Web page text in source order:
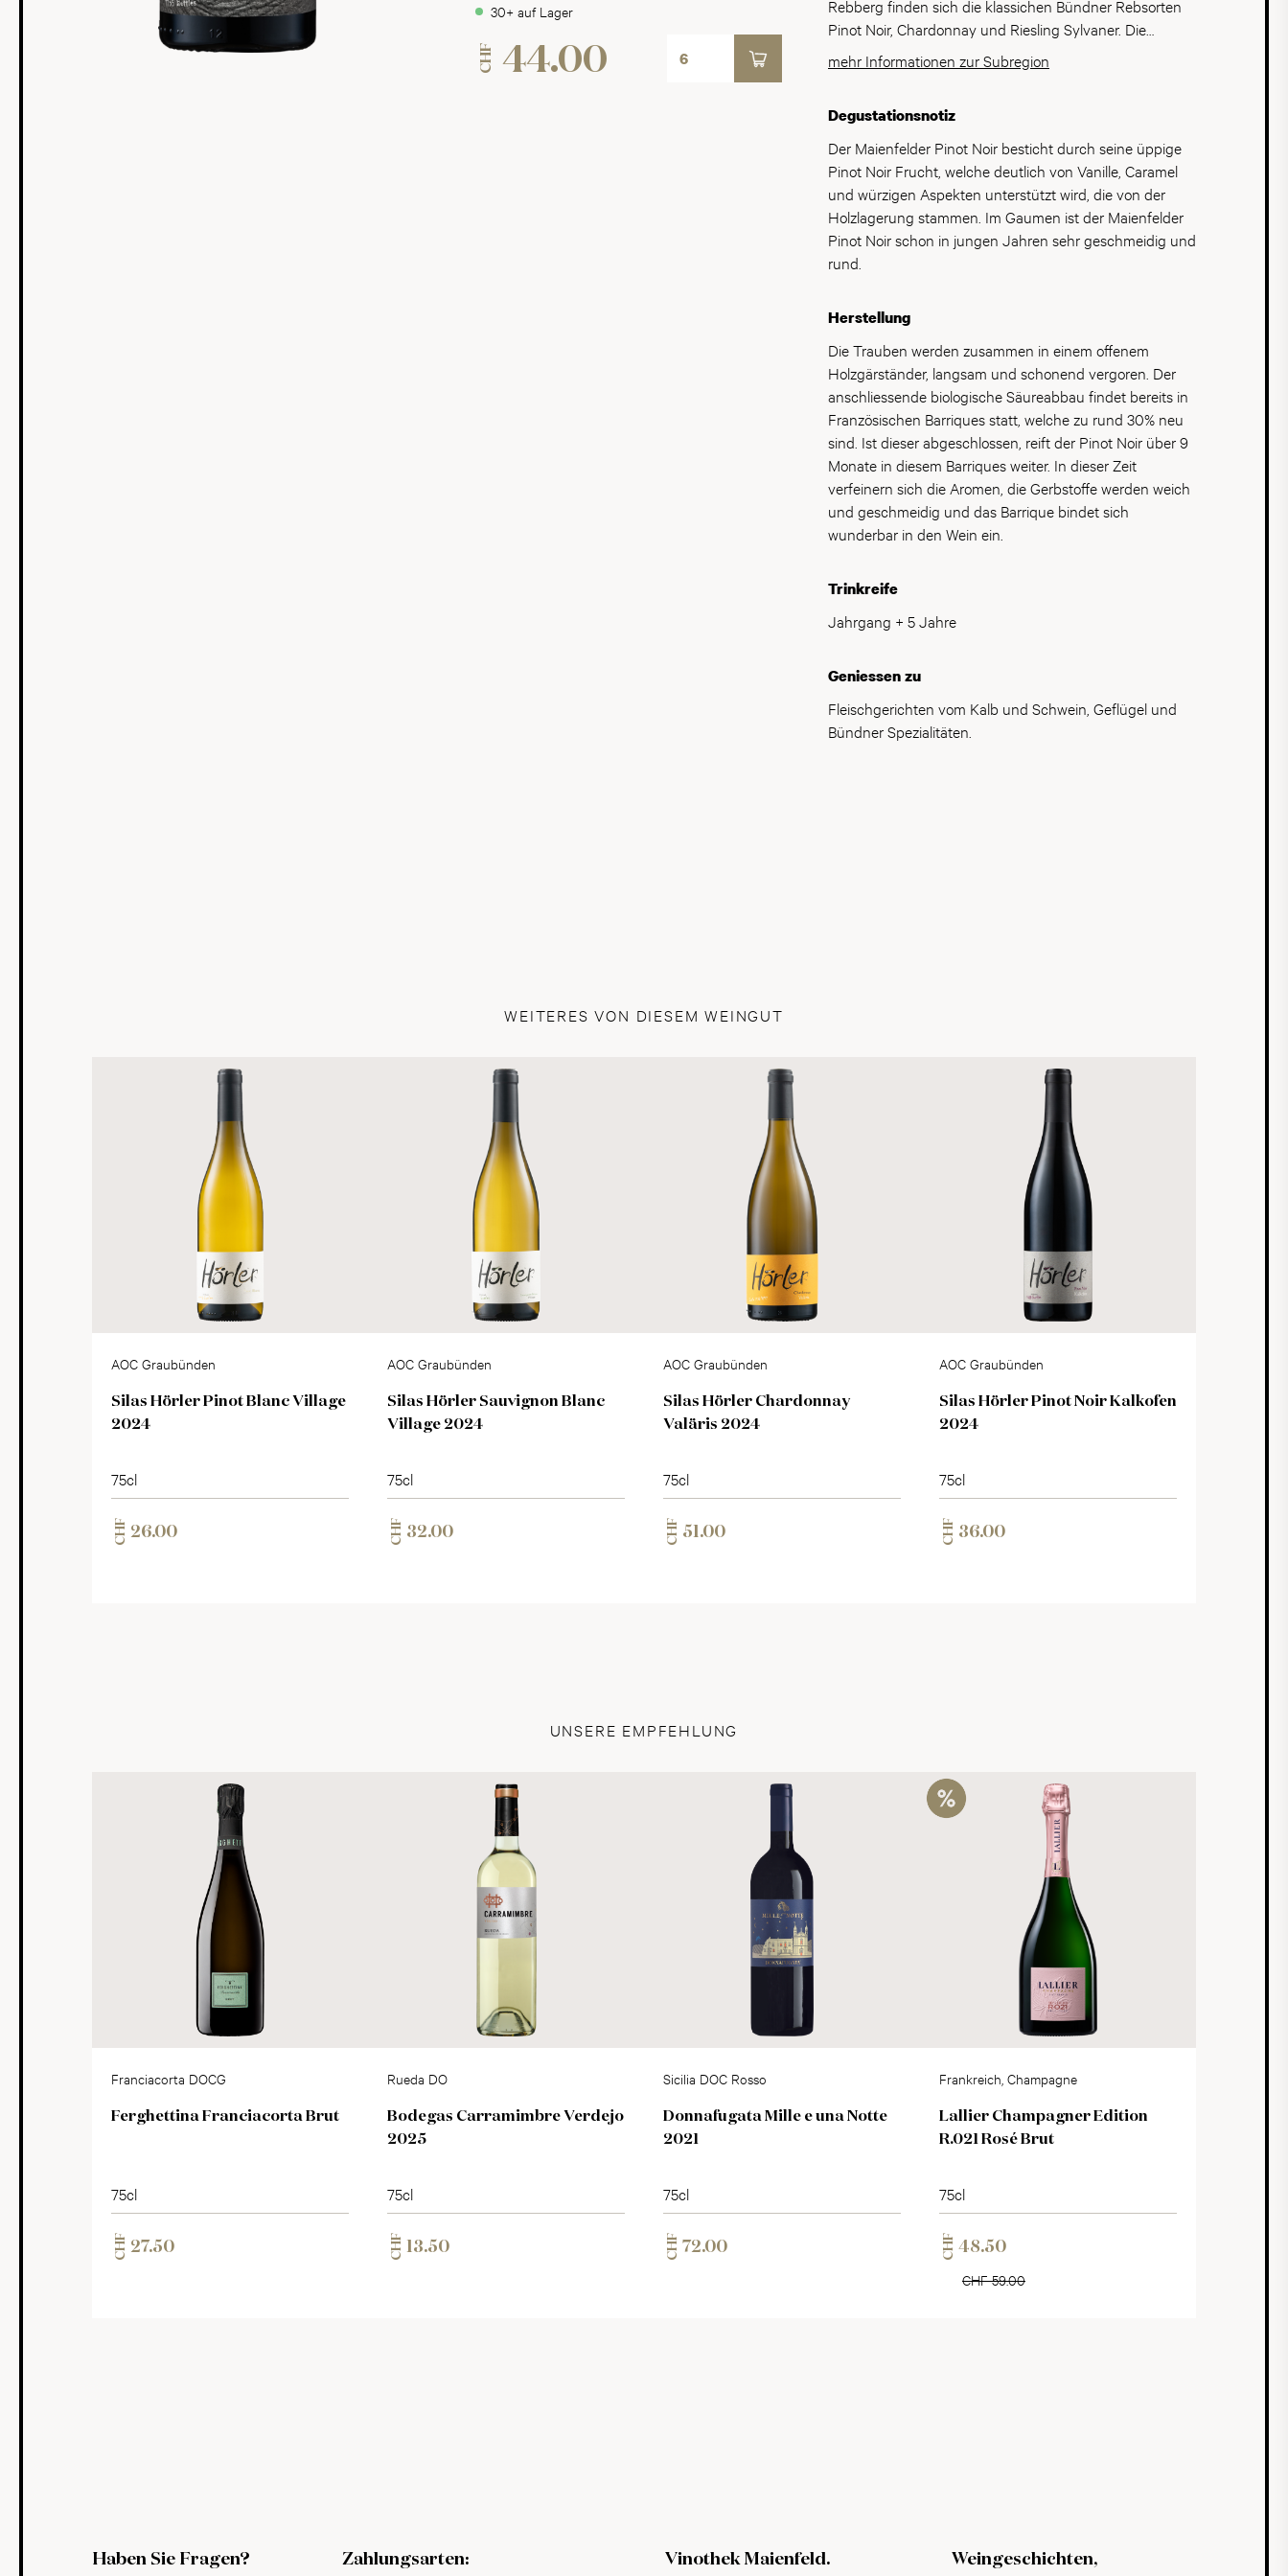
30+ auf Lager
CHF 44.00
«Jeder Wein, auch der einfachste, muss ein kleines
Kunstwerk sein, dann habe ich mein Ziel erreicht.»
Entsprechend ist sein Weinsortiment zwar klein
Chardonnay und Pinot Noir im Mittelpunkt – und wie
Wein ein Meisterwerk.
Rebberg finden sich die klassichen Bündner Rebsorten
Pinot Noir, Chardonnay und Riesling Sylvaner. Die
Parzellen sind kleinräumig auf zahlreiche Winzer und
leidenschaftliche Rebbauern aufgeteilt, was eine grosse
hat.
mehr Informationen zur Subregion
Degustationsnotiz
Der Maienfelder Pinot Noir besticht durch seine üppige
Pinot Noir Frucht, welche deutlich von Vanille, Caramel
und würzigen Aspekten unterstützt wird, die von der
Holzlagerung stammen. Im Gaumen ist der Maienfelder
Pinot Noir schon in jungen Jahren sehr geschmeidig und
rund.
Herstellung
Die Trauben werden zusammen in einem offenem
Holzgärständer, langsam und schonend vergoren. Der
anschliessende biologische Säureabbau findet bereits in
Französischen Barriques statt, welche zu rund 30% neu
sind. Ist dieser abgeschlossen, reift der Pinot Noir über 9
Monate in diesem Barriques weiter. In dieser Zeit
verfeinern sich die Aromen, die Gerbstoffe werden weich
und geschmeidig und das Barrique bindet sich
wunderbar in den Wein ein.
Trinkreife
Jahrgang + 5 Jahre
Geniessen zu
Fleischgerichten vom Kalb und Schwein, Geflügel und
Bündner Spezialitäten.
WEITERES VON DIESEM WEINGUT
AOC Graubünden
Silas Hörler Pinot Blanc Village
2024
75cl
CHF 26.00
AOC Graubünden
Silas Hörler Sauvignon Blanc
Village 2024
75cl
CHF 32.00
AOC Graubünden
Silas Hörler Chardonnay
Valäris 2024
75cl
CHF 51.00
AOC Graubünden
Silas Hörler Pinot Noir Kalkofen
2024
75cl
CHF 36.00
UNSERE EMPFEHLUNG
Franciacorta DOCG
Ferghettina Franciacorta Brut
75cl
CHF 27.50
Rueda DO
Bodegas Carramimbre Verdejo
2025
75cl
CHF 13.50
Sicilia DOC Rosso
Donnafugata Mille e una Notte
2021
75cl
CHF 72.00
Frankreich, Champagne
Lallier Champagner Edition
R.021 Rosé Brut
75cl
CHF 48.50
CHF 59.00
Haben Sie Fragen? Zahlungsarten: Vinothek Maienfeld. Weingeschichten,